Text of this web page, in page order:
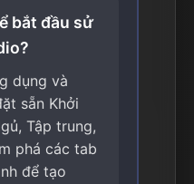
bắt đầu sử
dụng và
sẵn Khởi
Tập trung,
phá các tab
để tạo